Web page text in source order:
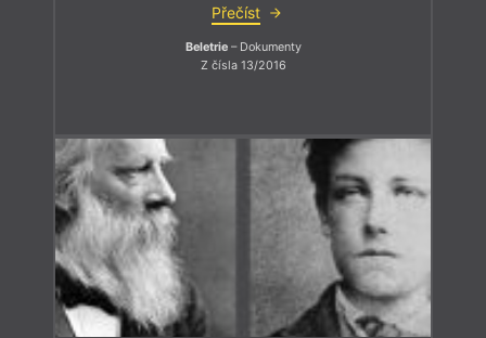
Přečíst
Beletrie– Dokumenty
Z čísla 13/2016